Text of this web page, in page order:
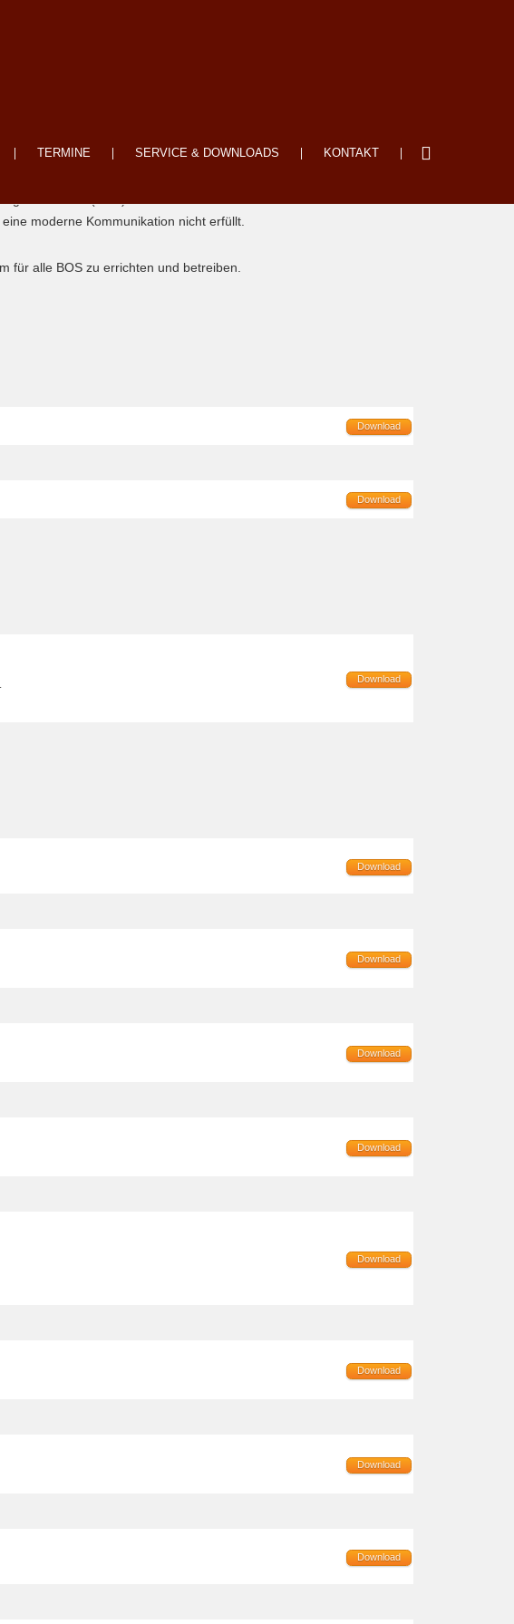
TERMINE SERVICE & DOWNLOADS KONTAKT
moderne Kommunikation nicht erfüllt.
für alle BOS zu errichten und betreiben.
Download
Download
Download
Download
Download
Download
Download
Download
Download
Download
Download